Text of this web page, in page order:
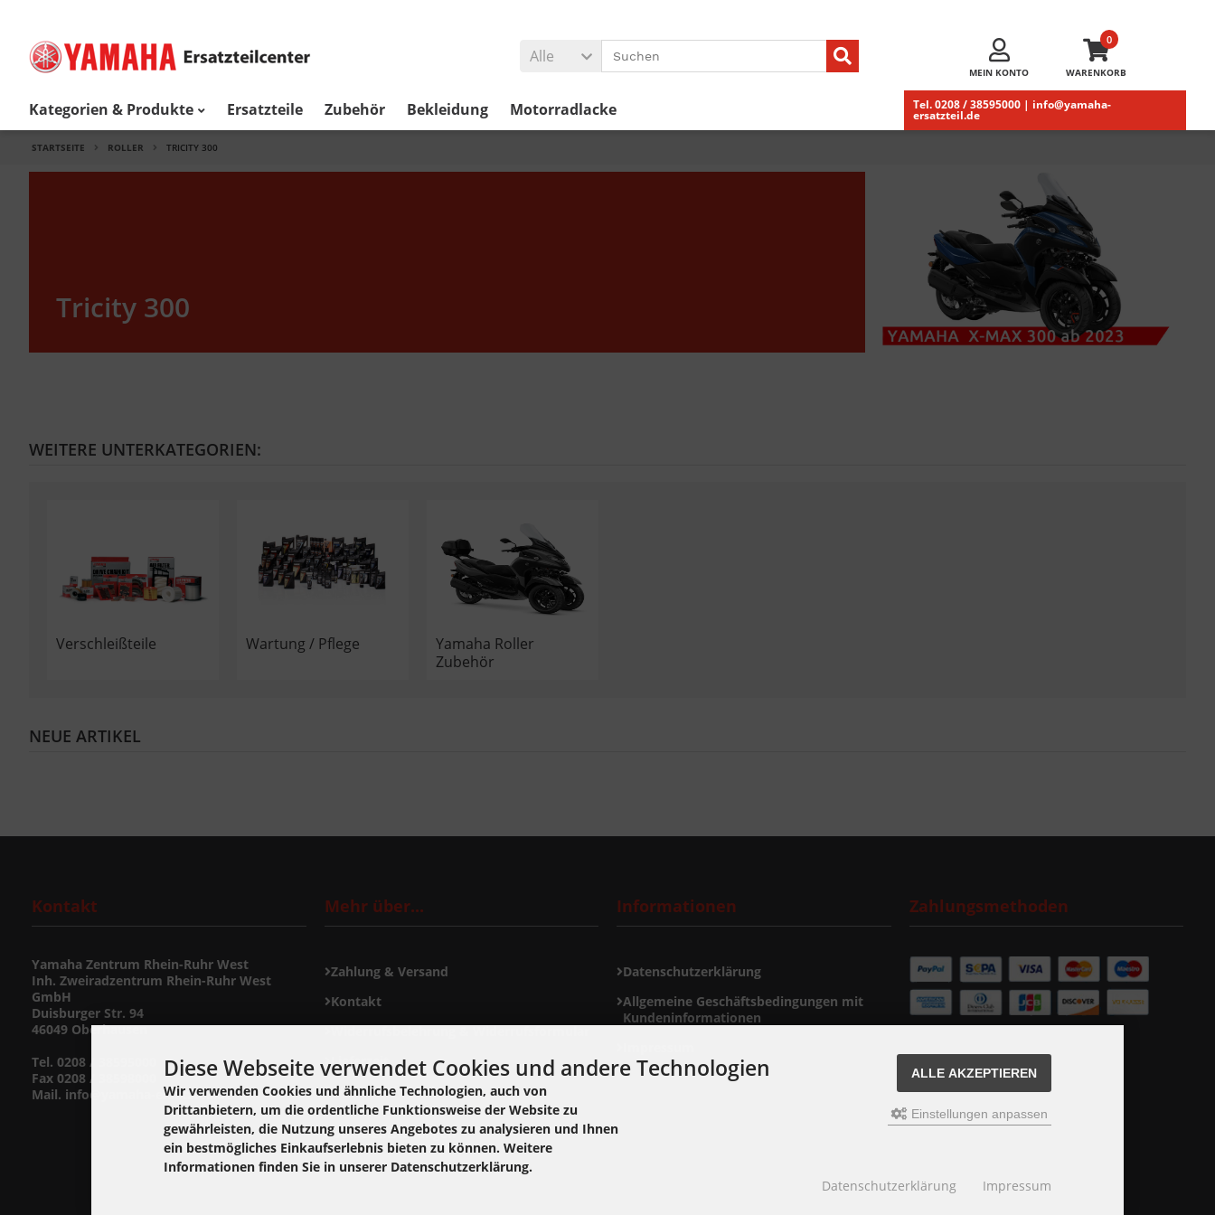
Alle
MEIN KONTO
0
WARENKORB
Kategorien & Produkte Ersatzteile Zubehör Bekleidung Motorradlacke Tel. 0208 / 38595000 | info@yamaha-
ersatzteil.de
STARTSEITE ROLLER TRICITY 300
Tricity 300
WEITERE UNTERKATEGORIEN:
Verschleißteile Wartung / Pflege
Yamaha Roller
Zubehör
NEUE ARTIKEL
Kontakt
Yamaha Zentrum Rhein-Ruhr West
Inh. Zweiradzentrum Rhein-Ruhr West
GmbH
Duisburger Str. 94
46049 Oberhausen
Tel. 0208 / 38595000
Fax 0208 / 38598000
Mail. info@yamaha-ersatzteil.de
Mehr über...
Zahlung & Versand
Kontakt
Widerrufsbelehrung & Widerrufsformular
Lieferzeit
Widerrufsformular
Cookie Einstellungen
Informationen
Datenschutzerklärung
Allgemeine Geschäftsbedingungen mit
Kundeninformationen
Zahlungsmethoden
Diese Webseite verwendet Cookies und andere Technologien
Wir verwenden Cookies und ähnliche Technologien, auch von
Drittanbietern, um die ordentliche Funktionsweise der Website zu
gewährleisten, die Nutzung unseres Angebotes zu analysieren und Ihnen
ein bestmögliches Einkaufserlebnis bieten zu können. Weitere
Informationen finden Sie in unserer Datenschutzerklärung.
ALLE AKZEPTIEREN
Einstellungen anpassen
Datenschutzerklärung Impressum